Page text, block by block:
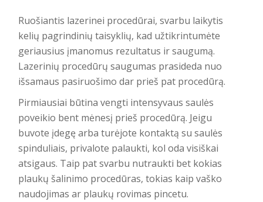
Ruošiantis lazerinei procedūrai, svarbu laikytis
kelių pagrindinių taisyklių, kad užtikrintumėte
geriausius įmanomus rezultatus ir saugumą.
Lazerinių procedūrų saugumas prasideda nuo
išsamaus pasiruošimo dar prieš pat procedūrą.
Pirmiausiai būtina vengti intensyvaus saulės
poveikio bent mėnesį prieš procedūrą. Jeigu
buvote įdegę arba turėjote kontaktą su saulės
spinduliais, privalote palaukti, kol oda visiškai
atsigaus. Taip pat svarbu nutraukti bet kokias
plaukų šalinimo procedūras, tokias kaip vaško
naudojimas ar plaukų rovimas pincetu.